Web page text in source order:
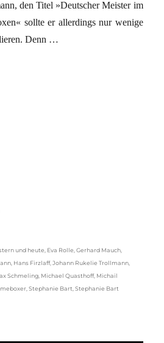
den Titel »Deutscher Meister im
sollte er allerdings nur wenige
Denn …
Weltmeister für eine Woche“
und heute Eva Rolle ,Gerhard Mauch
Hans Firzlaff,Johann Rukelie Trollmann
Schmeling Michael Quasthoff, Michail
,Stephanie Bart ,Stephanie Bart